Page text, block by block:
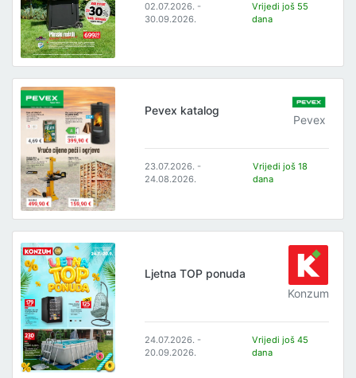
02.07.2026. -
30.09.2026.
Vrijedi još 55
dana
Pevex katalog
Pevex
23.07.2026. -
24.08.2026.
Vrijedi još 18
dana
Ljetna TOP ponuda
Konzum
24.07.2026. -
20.09.2026.
Vrijedi još 45
dana